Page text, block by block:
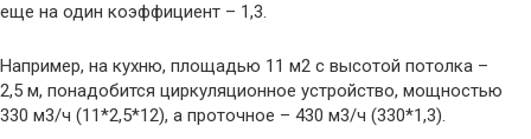
еще на один коэффициент – 1,3.
Например, на кухню, площадью 11 м2 с высотой потолка –
2,5 м, понадобится циркуляционное устройство, мощностью
330 м3/ч (11*2,5*12), а проточное – 430 м3/ч (330*1,3).